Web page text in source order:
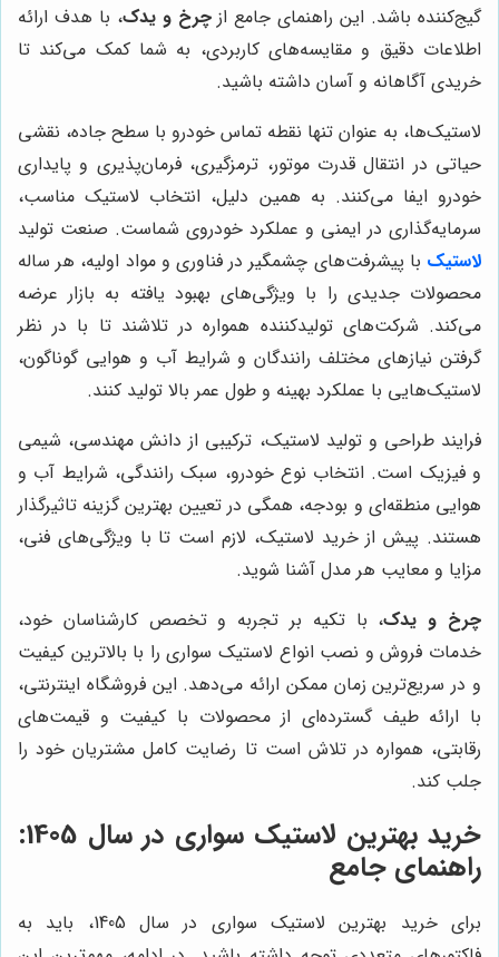
گیج‌کننده باشد. این راهنمای جامع ازچرخ و یدک، با هدف ارائه
اطلاعات دقیق و مقایسه‌های کاربردی، به شما کمک می‌کند تا
خریدی آگاهانه و آسان داشته باشید.
لاستیک‌ها، به عنوان تنها نقطه تماس خودرو با سطح جاده، نقشی
حیاتی در انتقال قدرت موتور، ترمزگیری، فرمان‌پذیری و پایداری
خودرو ایفا می‌کنند. به همین دلیل، انتخاب لاستیک مناسب،
سرمایه‌گذاری در ایمنی و عملکرد خودروی شماست. صنعت تولید
لاستیک با پیشرفت‌های چشمگیر در فناوری و مواد اولیه، هر ساله
محصولات جدیدی را با ویژگی‌های بهبود یافته به بازار عرضه
می‌کند. شرکت‌های تولیدکننده همواره در تلاشند تا با در نظر
گرفتن نیازهای مختلف رانندگان و شرایط آب و هوایی گوناگون،
لاستیک‌هایی با عملکرد بهینه و طول عمر بالا تولید کنند.
فرایند طراحی و تولید لاستیک، ترکیبی از دانش مهندسی، شیمی
و فیزیک است. انتخاب نوع خودرو، سبک رانندگی، شرایط آب و
هوایی منطقه‌ای و بودجه، همگی در تعیین بهترین گزینه تاثیرگذار
هستند. پیش از خرید لاستیک، لازم است تا با ویژگی‌های فنی،
مزایا و معایب هر مدل آشنا شوید.
چرخ و یدک، با تکیه بر تجربه و تخصص کارشناسان خود،
خدمات فروش و نصب انواع لاستیک سواری را با بالاترین کیفیت
و در سریع‌ترین زمان ممکن ارائه می‌دهد. این فروشگاه اینترنتی،
با ارائه طیف گسترده‌ای از محصولات با کیفیت و قیمت‌های
رقابتی، همواره در تلاش است تا رضایت کامل مشتریان خود را
جلب کند.
خرید بهترین لاستیک سواری در سال 1405:
راهنمای جامع
برای خرید بهترین لاستیک سواری در سال 1405، باید به